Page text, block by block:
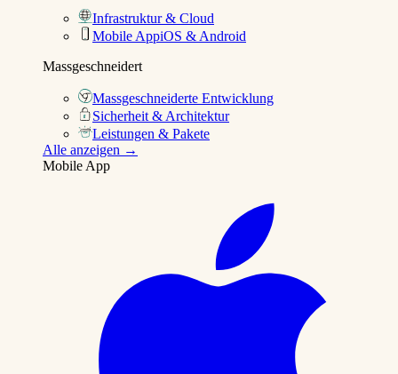
Infrastruktur & Cloud
Mobile AppiOS & Android
Massgeschneidert
Massgeschneiderte Entwicklung
Sicherheit & Architektur
Leistungen & Pakete
Alle anzeigen →
Mobile App